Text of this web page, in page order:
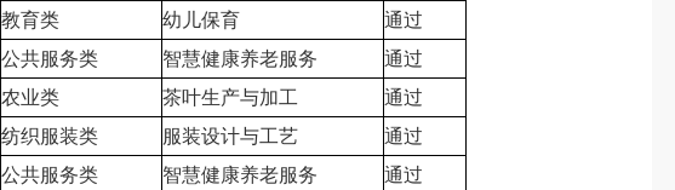
教育类 幼儿保育
通过
公共服务类 智慧健康养老服务
通过
农业类 茶叶生产与加工
通过
纺织服装类 服装设计与工艺
通过
公共服务类 智慧健康养老服务
通过